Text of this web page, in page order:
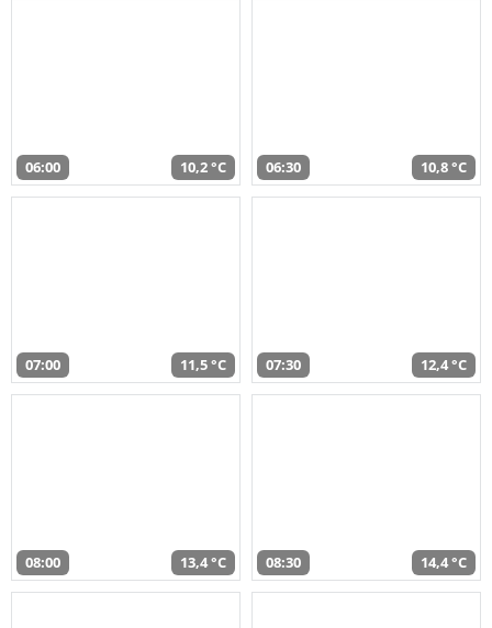
06:00 10,2 °C 06:30 10,8 °C
07:00 11,5 °C 07:30 12,4 °C
08:00 13,4 °C 08:30 14,4 °C